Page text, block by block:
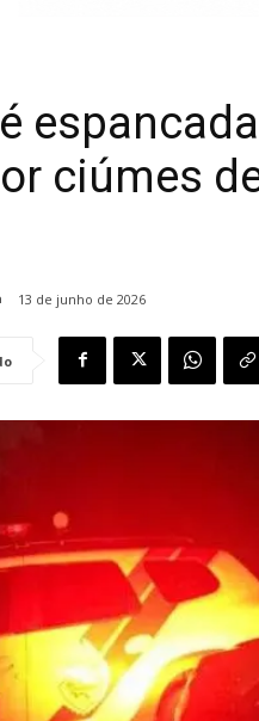
ciúmes
13 de junho de 2026